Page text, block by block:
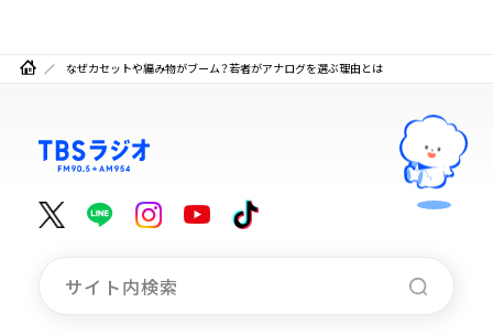
なぜカセットや編み物がブーム？若者がアナログを選ぶ理由とは